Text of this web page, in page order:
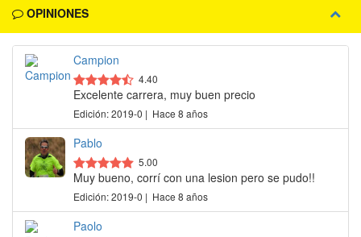
OPINIONES
Campion
4.40
Excelente carrera, muy buen precio
Edición: 2019-0 | Hace 8 años
Pablo
5.00
Muy bueno, corrí con una lesion pero se pudo!!
Edición: 2019-0 | Hace 8 años
Paolo